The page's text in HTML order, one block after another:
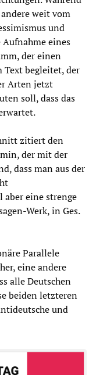
weit vom
und
eines
der einen
begleitet, der
Arten jetzt
soll, dass das
zitiert den
der mit der
dass man aus der
aber eine strenge
Werk, in Ges.
Parallele
eine andere
alle Deutschen
beiden letzteren
und